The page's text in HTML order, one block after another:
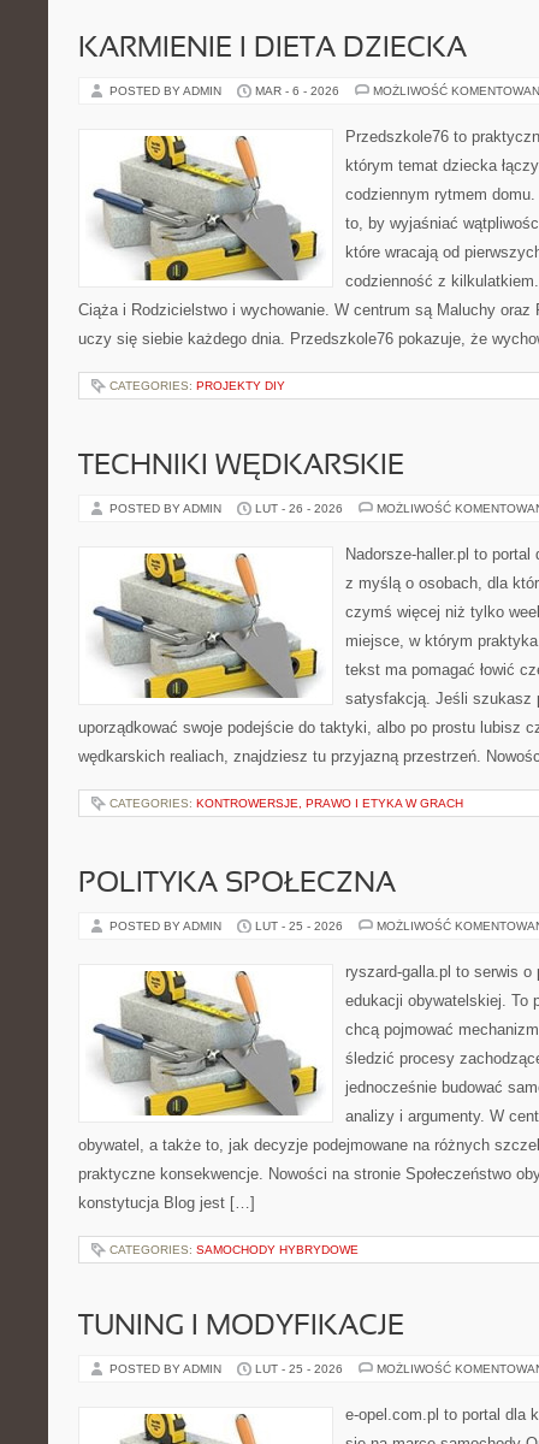
KARMIENIE I DIETA DZIECKA
POSTED BY ADMIN MAR - 6 - 2026 MOŻLIWOŚĆ
Przedszkole76 to
którym temat dziecka
codziennym rytmem
to, by wyjaśniać
które wracają od
codzienność z
Ciąża i Rodzicielstwo i wychowanie. W centrum są Maluchy
uczy się siebie każdego dnia. Przedszkole76 pokazuje, że
CATEGORIES: PROJEKTY DIY
TECHNIKI WĘDKARSKIE
POSTED BY ADMIN LUT - 26 - 2026 MOŻLIWOŚĆ
Nadorsze-haller.pl to portal
z myślą o osobach, dla
czymś więcej niż tylko
miejsce, w którym
tekst ma pomagać łowić
satysfakcją. Jeśli szukasz
uporządkować swoje podejście do taktyki, albo po prostu lubisz
wędkarskich realiach, znajdziesz tu przyjazną przestrzeń.
CATEGORIES: KONTROWERSJE, PRAWO I ETYKA W GRACH
POLITYKA SPOŁECZNA
POSTED BY ADMIN LUT - 25 - 2026 MOŻLIWOŚĆ
ryszard-galla.pl to serwis
edukacji obywatelskiej. To
chcą pojmować
śledzić procesy
jednocześnie budować
analizy i argumenty. W
obywatel, a także to, jak decyzje podejmowane na różnych
praktyczne konsekwencje. Nowości na stronie Społeczeństwo
konstytucja Blog jest […]
CATEGORIES: SAMOCHODY HYBRYDOWE
TUNING I MODYFIKACJE
POSTED BY ADMIN LUT - 25 - 2026 MOŻLIWOŚĆ
e-opel.com.pl to portal dla